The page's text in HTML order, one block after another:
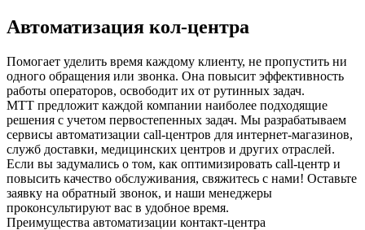
Автоматизация кол-центра
Помогает уделить время каждому клиенту, не пропустить ни
одного обращения или звонка. Она повысит эффективность
работы операторов, освободит их от рутинных задач.
МТТ предложит каждой компании наиболее подходящие
решения с учетом первостепенных задач. Мы разрабатываем
сервисы автоматизации call-центров для интернет-магазинов,
служб доставки, медицинских центров и других отраслей.
Если вы задумались о том, как оптимизировать call-центр и
повысить качество обслуживания, свяжитесь с нами! Оставьте
заявку на обратный звонок, и наши менеджеры
проконсультируют вас в удобное время.
Преимущества автоматизации контакт‑центра